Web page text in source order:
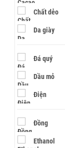
Chất dẻo
Da giày
Đá quý
Dầu mỏ
Điện
Đồng
Ethanol